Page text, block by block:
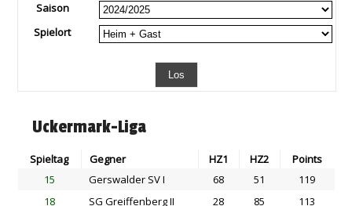
Saison
Spielort
Uckermark-Liga
Spieltag Gegner HZ1 HZ2
Points
15
Gerswalder SV I 68 51
119
18
SG Greiffenberg II 28 85 113